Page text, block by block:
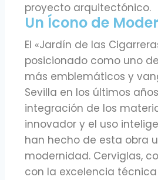
proyecto arquitectónico.
Un Ícono de
El «Jardín de las
posicionado como uno
más emblemáticos y
Sevilla en los últimos
integración de los
innovador y el uso
han hecho de esta obra
modernidad. Cerviglas,
con la excelencia